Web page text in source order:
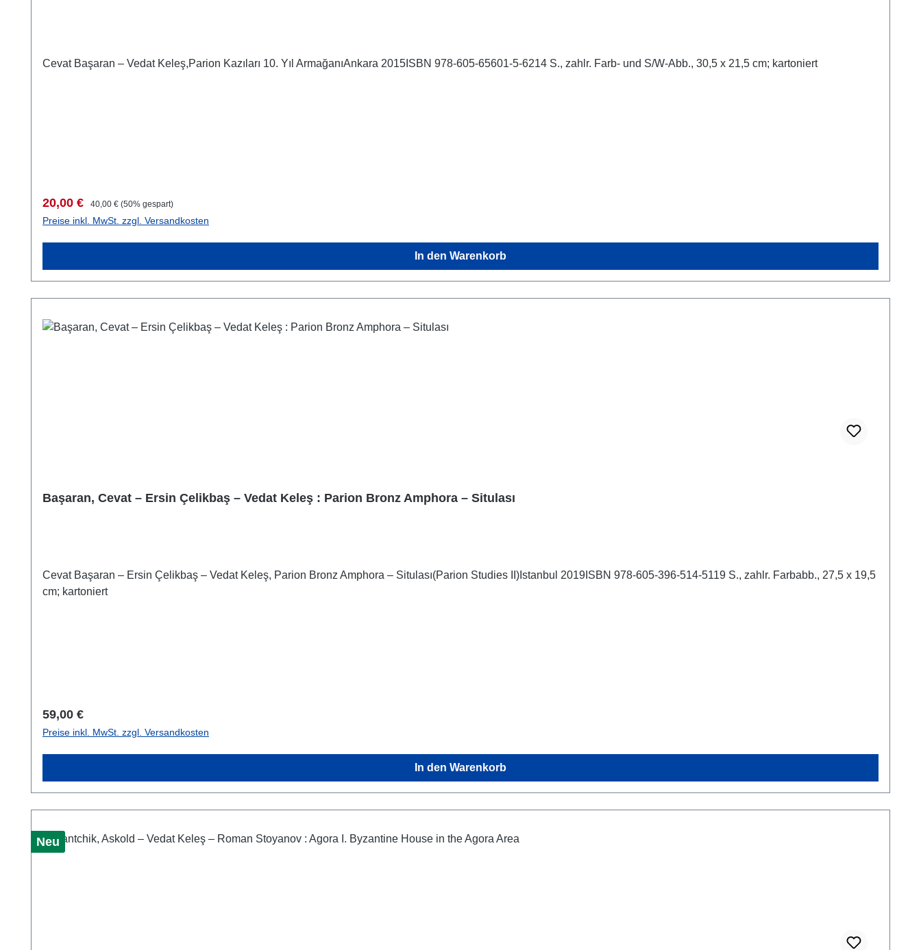
Cevat Başaran – Vedat Keleş,Parion Kazıları 10. Yıl ArmağanıAnkara 2015ISBN 978-605-65601-5-6214 S., zahlr. Farb- und S/W-Abb., 30,5 x 21,5 cm; kartoniert
Verkaufspreis:
20,00 € Regulärer Preis:
40,00 € (50% gespart)
Preise inkl. MwSt. zzgl. Versandkosten
In den Warenkorb
Başaran, Cevat – Ersin Çelikbaş – Vedat Keleş : Parion Bronz Amphora – Situlası
Cevat Başaran – Ersin Çelikbaş – Vedat Keleş, Parion Bronz Amphora – Situlası(Parion Studies II)Istanbul 2019ISBN 978-605-396-514-5119 S., zahlr. Farbabb., 27,5 x 19,5
cm; kartoniert
Regulärer Preis:
59,00 €
Preise inkl. MwSt. zzgl. Versandkosten
In den Warenkorb
Neu